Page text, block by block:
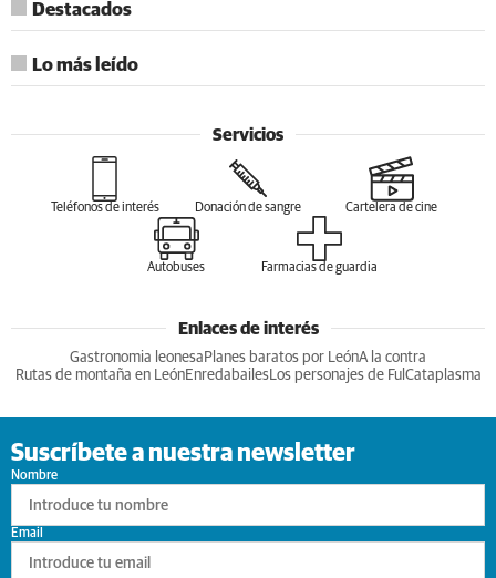
Destacados
Lo más leído
Servicios
Teléfonos de interés Donación de sangre Cartelera de cine
Autobuses Farmacias de guardia
Enlaces de interés
Gastronomia leonesa Planes baratos por LeónA la contra
Rutas de montaña en LeónEnredabailesLos personajes de Ful Cataplasma
Suscríbete a nuestra newsletter
Nombre
Email